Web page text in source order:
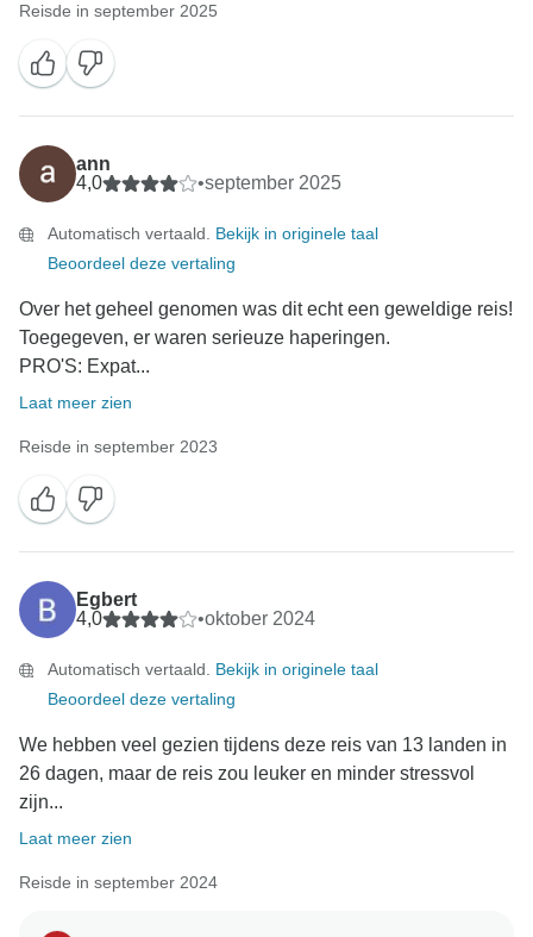
Reisde in september 2025
ann
4,0
•september 2025
Automatisch vertaald. Bekijk in originele taal
Beoordeel deze vertaling
Over het geheel genomen was dit echt een geweldige reis!
Toegegeven, er waren serieuze haperingen.
PRO'S: Expat...
Laat meer zien
Reisde in september 2023
Egbert
4,0
•oktober 2024
Automatisch vertaald. Bekijk in originele taal
Beoordeel deze vertaling
We hebben veel gezien tijdens deze reis van 13 landen in
26 dagen, maar de reis zou leuker en minder stressvol
zijn...
Laat meer zien
Reisde in september 2024